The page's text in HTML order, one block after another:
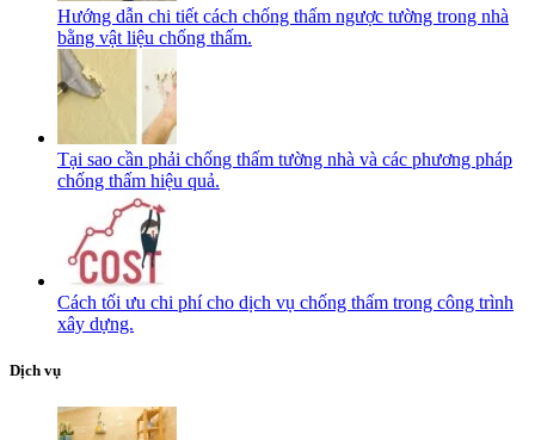
Hướng dẫn chi tiết cách chống thấm ngược tường trong nhà
bằng vật liệu chống thấm.
Tại sao cần phải chống thấm tường nhà và các phương pháp
chống thấm hiệu quả.
Cách tối ưu chi phí cho dịch vụ chống thấm trong công trình
xây dựng.
Dịch vụ